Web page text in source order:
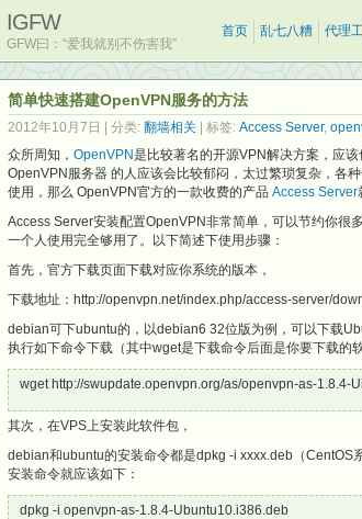
IGFW
GFW曰：“爱我就别不伤害我”
首页 乱七八糟 代理
简单快速搭建OpenVPN服务的方法
2012年10月7日 | 分类: 翻墙相关 | 标签: Access Server,
众所周知， OpenVPN是比较著名的开源VPN解决方案，应
OpenVPN服务器 的人应该会比较郁闷，太过繁琐复杂，各
使用，那么 OpenVPN官方的一款收费的产品 Access Server
Access Server安装配置OpenVPN非常简单，可以节约你很
一个人使用完全够用了。以下简述下使用步骤：
首先，官方下载页面下载对应你系统的版本，
下载地址：http://openvpn.net/index.php/access-server/
debian可下ubuntu的，以debian6 32位版为例，可以下载
执行如下命令下载（其中wget是下载命令后面是你要下载的
wget http://swupdate.openvpn.org/as/openvpn-as-1.8.4-
其次，在VPS上安装此软件包，
debian和ubuntu的安装命令都是dpkg -i xxxx.deb（CentOS
安装命令就应该如下：
dpkg -i openvpn-as-1.8.4-Ubuntu10.i386.deb